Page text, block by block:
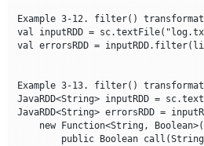
Example 3-12. filter()
val inputRDD =
val errorsRDD =
Example 3-13. filter()
JavaRDD<String> inputRDD =
JavaRDD<String> errorsRDD =
new Function<String,
public Boolean